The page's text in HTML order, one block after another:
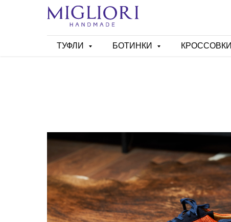
ТУФЛИ БОТИНКИ КРОССОВКИ